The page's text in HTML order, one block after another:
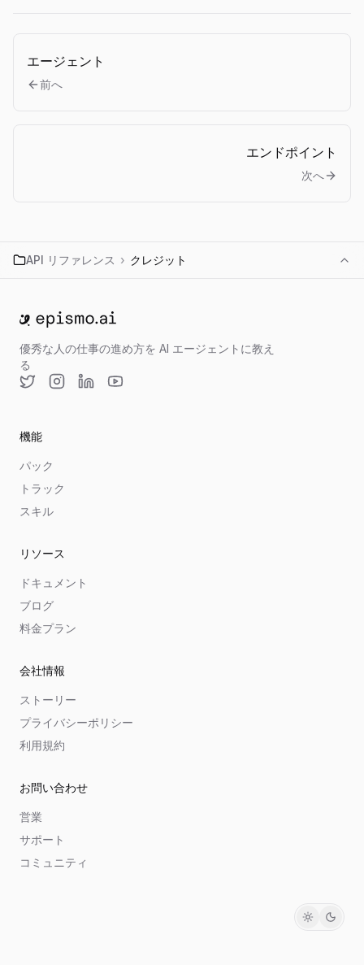
エージェント
前へ
エンドポイント
次へ
API リファレンス › クレジット
優秀な人の仕事の進め方を AI エージェントに教え
る
機能
パック
トラック
スキル
リソース
ドキュメント
ブログ
料金プラン
会社情報
ストーリー
プライバシーポリシー
利用規約
お問い合わせ
営業
サポート
コミュニティ